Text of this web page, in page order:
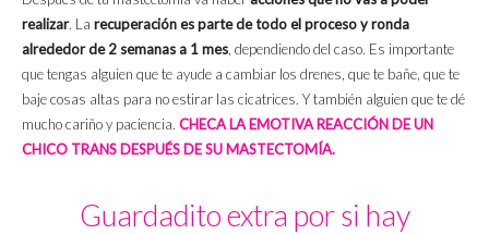
realizar. La recuperación es parte de todo el proceso y ronda
alrededor de 2 semanas a 1 mes , dependiendo del caso. Es importante
que tengas alguien que te ayude a cambiar los drenes, que te bañe, que te
baje cosas altas para no estirar las cicatrices. Y también alguien que te dé
mucho cariño y paciencia. CHECA LA EMOTIVA REACCIÓN DE UN
CHICO TRANS DESPUÉS DE SU MASTECTOMÍA.
Guardadito extra por si hay